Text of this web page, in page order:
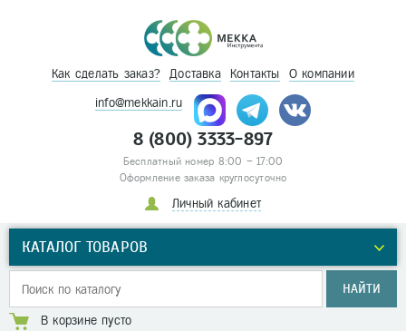
Как сделать заказ? Доставка Контакты О компании
info@mekkain.ru
8 (800) 3333-897
Бесплатный номер 8:00 – 17:00
Оформление заказа круглосуточно
Личный кабинет
КАТАЛОГ ТОВАРОВ
НАЙТИ
В корзине пусто